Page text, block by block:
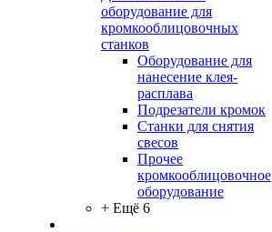
оборудование для
кромкооблицовочных
станков
Оборудование для
нанесение клея-
расплава
Подрезатели кромок
Станки для снятия
свесов
Прочее
кромкооблицовочное
оборудование
+ Ещё 6